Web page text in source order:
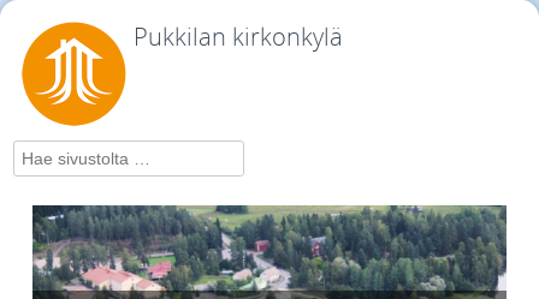
Pukkilan kirkonkylä
Hae